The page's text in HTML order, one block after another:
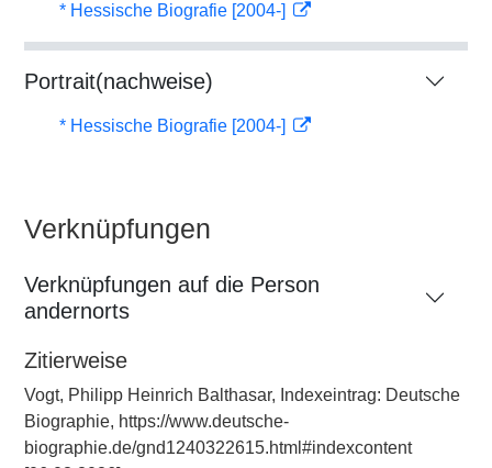
* Hessische Biografie [2004-]
Portrait(nachweise)
* Hessische Biografie [2004-]
Verknüpfungen
Verknüpfungen auf die Person
andernorts
Zitierweise
Vogt, Philipp Heinrich Balthasar, Indexeintrag: Deutsche
Biographie, https://www.deutsche-
biographie.de/gnd1240322615.html#indexcontent